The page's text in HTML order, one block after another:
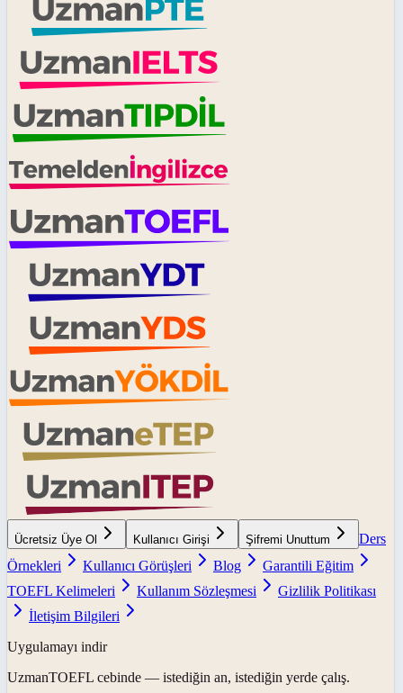
Ücretsiz Üye Ol Kullanıcı Girişi Şifremi Unuttum
Ders
Örnekleri
Kullanıcı Görüşleri Blog
Garantili Eğitim
TOEFL Kelimeleri
Kullanım Sözleşmesi
Gizlilik Politikası
İletişim Bilgileri
Uygulamayı indir
UzmanTOEFL cebinde — istediğin an, istediğin yerde çalış.